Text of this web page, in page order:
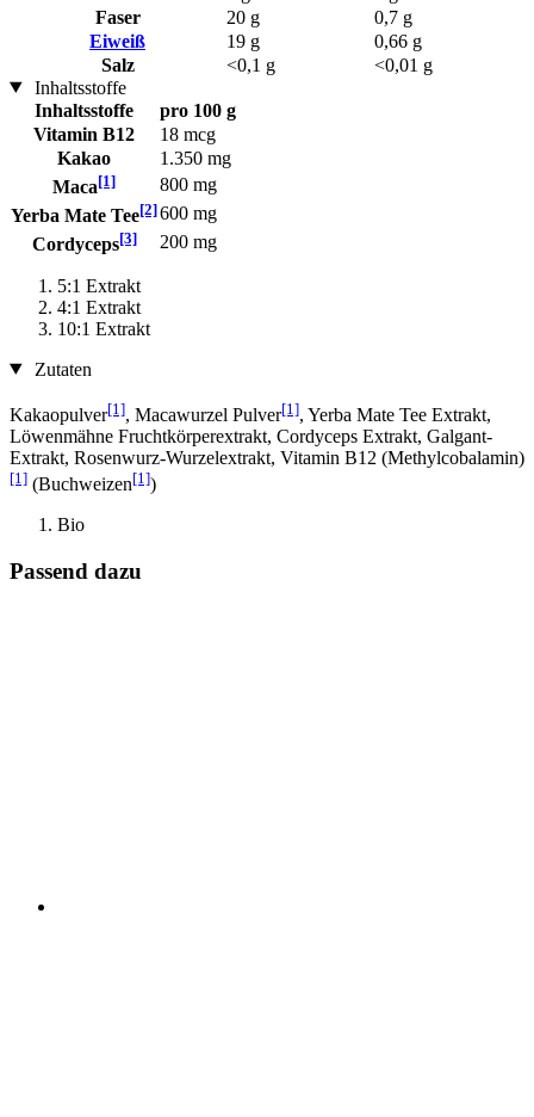
Faser
20 g
0,7 g
Eiweiß
19 g
0,66 g
Salz
<0,1 g
<0,01 g
Inhaltsstoffe
Inhaltsstoffe
pro 100 g
Vitamin B12
18 mcg
Kakao
1.350 mg
Maca[1]
800 mg
Yerba Mate Tee[2]600 mg
Cordyceps[3] 200 mg
5:1 Extrakt
4:1 Extrakt
10:1 Extrakt
Zutaten
Kakaopulver[1], Macawurzel Pulver[1], Yerba Mate Tee Extrakt,
Löwenmähne Fruchtkörperextrakt, Cordyceps Extrakt, Galgant-
Extrakt, Rosenwurz-Wurzelextrakt, Vitamin B12 (Methylcobalamin)
[1] (Buchweizen[1])
Bio
Passend dazu